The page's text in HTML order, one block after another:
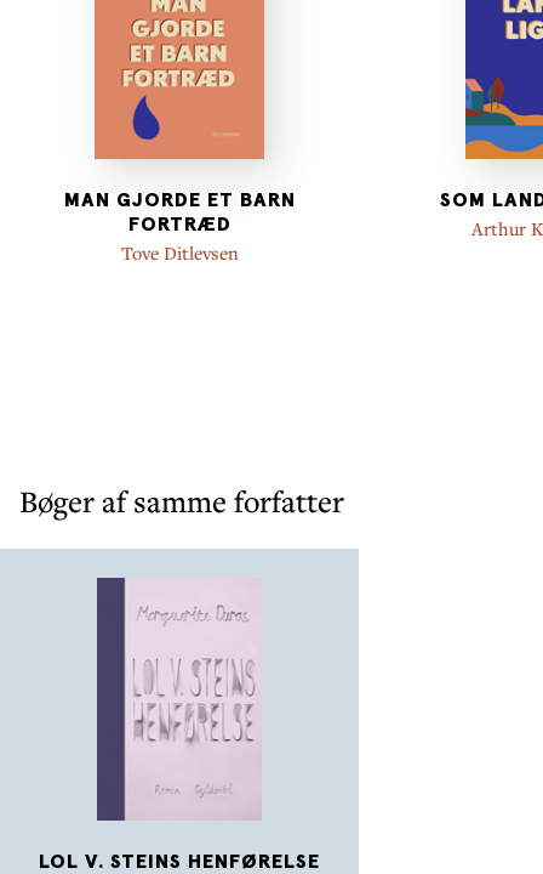
MAN GJORDE ET BARN
FORTRÆD
Tove Ditlevsen
SOM
Arthur
Bøger af samme forfatter
LOL V. STEINS HENFØRELSE